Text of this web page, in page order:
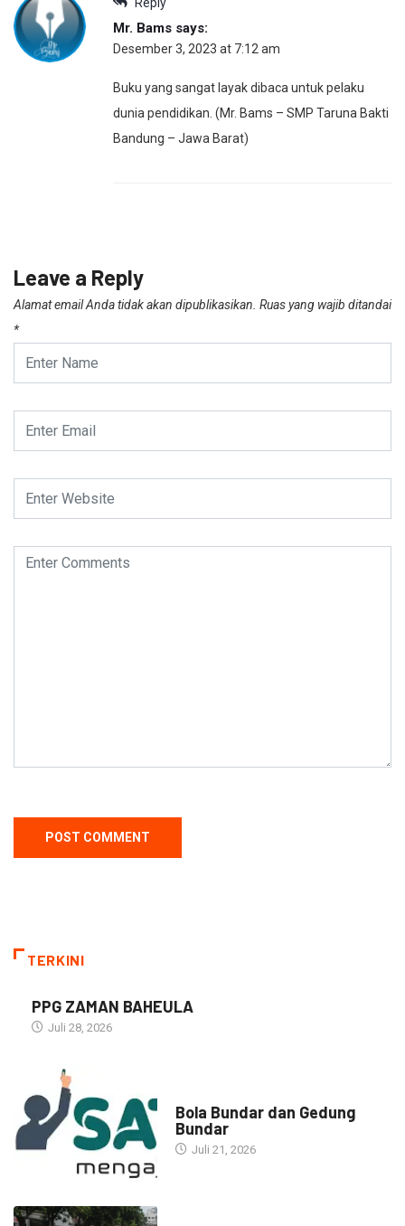
Mr. Bams says:
Desember 3, 2023 at 7:12 am
Buku yang sangat layak dibaca untuk pelaku
dunia pendidikan. (Mr. Bams – SMP Taruna Bakti
Bandung – Jawa Barat)
Leave a Reply
Alamat email Anda tidak akan dipublikasikan. Ruas yang wajib ditandai
*
TERKINI
PPG ZAMAN BAHEULA
Juli 28, 2026
Bola Bundar dan Gedung
Bundar
Juli 21, 2026